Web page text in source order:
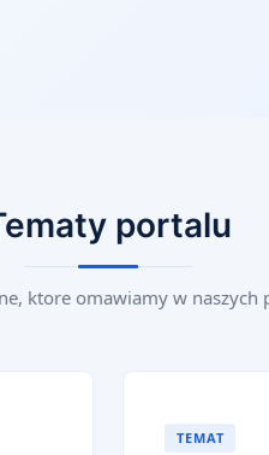
portalu
ktore omawiamy w naszych
TEMAT